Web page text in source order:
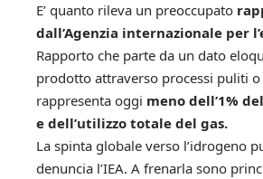
E’ quanto rileva un preoccupato
dall’Agenzia internazionale per
Rapporto che parte da un dato
prodotto attraverso processi puliti
rappresenta oggi meno dell’1%
e dell’utilizzo totale del gas.
La spinta globale verso l’idrogeno
denuncia l’IEA. A frenarla sono